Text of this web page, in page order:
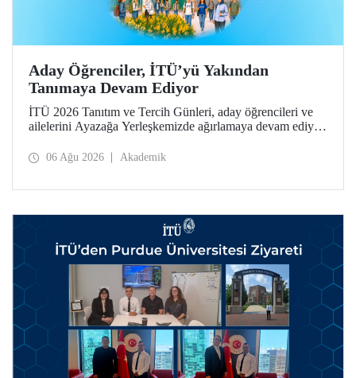
Aday Öğrenciler, İTÜ’yü Yakından
Tanımaya Devam Ediyor
İTÜ 2026 Tanıtım ve Tercih Günleri, aday öğrencileri ve
ailelerini Ayazağa Yerleşkemizde ağırlamaya devam ediyor.
ilgili fakülte ve birimler adaylara bilgi vermeye devam
06 Ağu 2026 Akademik